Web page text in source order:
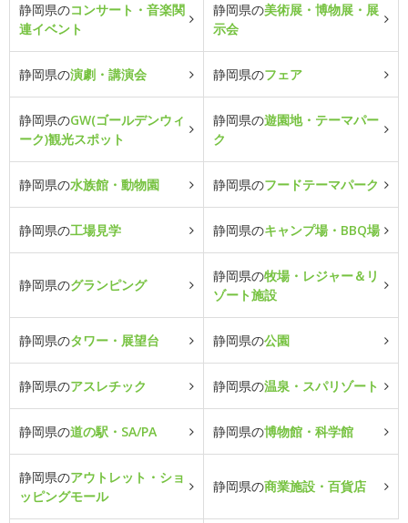
静岡県のコンサート・音楽関
連イベント
静岡県の美術展・博物展・展
示会
静岡県の演劇・講演会 静岡県のフェア
静岡県のGW(ゴールデンウィ
ーク)観光スポット
静岡県の遊園地・テーマパー
ク
静岡県の水族館・動物園 静岡県のフードテーマパーク
静岡県の工場見学 静岡県のキャンプ場・BBQ場
静岡県のグランピング
静岡県の牧場・レジャー＆リ
ゾート施設
静岡県のタワー・展望台 静岡県の公園
静岡県のアスレチック 静岡県の温泉・スパリゾート
静岡県の道の駅・SA/PA 静岡県の博物館・科学館
静岡県のアウトレット・ショ
ッピングモール
静岡県の商業施設・百貨店